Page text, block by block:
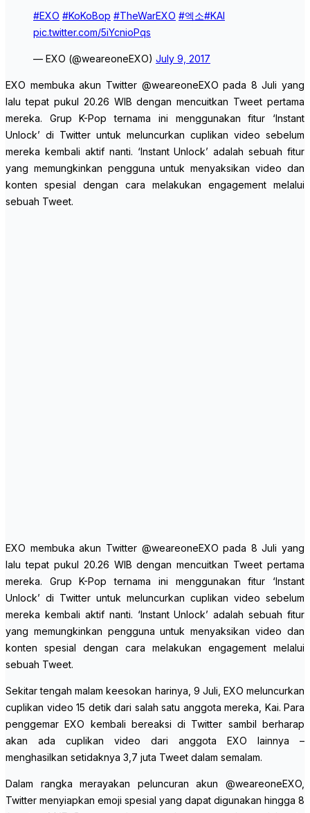
#EXO #KoKoBop #TheWarEXO #엑소#KAI
pic.twitter.com/5iYcnioPqs
— EXO (@weareoneEXO) July 9, 2017
EXO membuka akun Twitter @weareoneEXO pada 8 Juli yang
lalu tepat pukul 20.26 WIB dengan mencuitkan Tweet pertama
mereka. Grup K-Pop ternama ini menggunakan fitur ‘Instant
Unlock’ di Twitter untuk meluncurkan cuplikan video sebelum
mereka kembali aktif nanti. ‘Instant Unlock’ adalah sebuah fitur
yang memungkinkan pengguna untuk menyaksikan video dan
konten spesial dengan cara melakukan engagement melalui
sebuah Tweet.
EXO membuka akun Twitter @weareoneEXO pada 8 Juli yang
lalu tepat pukul 20.26 WIB dengan mencuitkan Tweet pertama
mereka. Grup K-Pop ternama ini menggunakan fitur ‘Instant
Unlock’ di Twitter untuk meluncurkan cuplikan video sebelum
mereka kembali aktif nanti. ‘Instant Unlock’ adalah sebuah fitur
yang memungkinkan pengguna untuk menyaksikan video dan
konten spesial dengan cara melakukan engagement melalui
sebuah Tweet.
Sekitar tengah malam keesokan harinya, 9 Juli, EXO meluncurkan
cuplikan video 15 detik dari salah satu anggota mereka, Kai. Para
penggemar EXO kembali bereaksi di Twitter sambil berharap
akan ada cuplikan video dari anggota EXO lainnya –
menghasilkan setidaknya 3,7 juta Tweet dalam semalam.
Dalam rangka merayakan peluncuran akun @weareoneEXO,
Twitter menyiapkan emoji spesial yang dapat digunakan hingga 8